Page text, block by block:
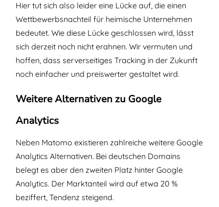
Hier tut sich also leider eine Lücke auf, die einen
Wettbewerbsnachteil für heimische Unternehmen
bedeutet. Wie diese Lücke geschlossen wird, lässt
sich derzeit noch nicht erahnen. Wir vermuten und
hoffen, dass serverseitiges Tracking in der Zukunft
noch einfacher und preiswerter gestaltet wird.
Weitere Alternativen zu Google
Analytics
Neben Matomo existieren zahlreiche weitere Google
Analytics Alternativen. Bei deutschen Domains
belegt es aber den zweiten Platz hinter Google
Analytics. Der Marktanteil wird auf etwa 20 %
beziffert, Tendenz steigend.